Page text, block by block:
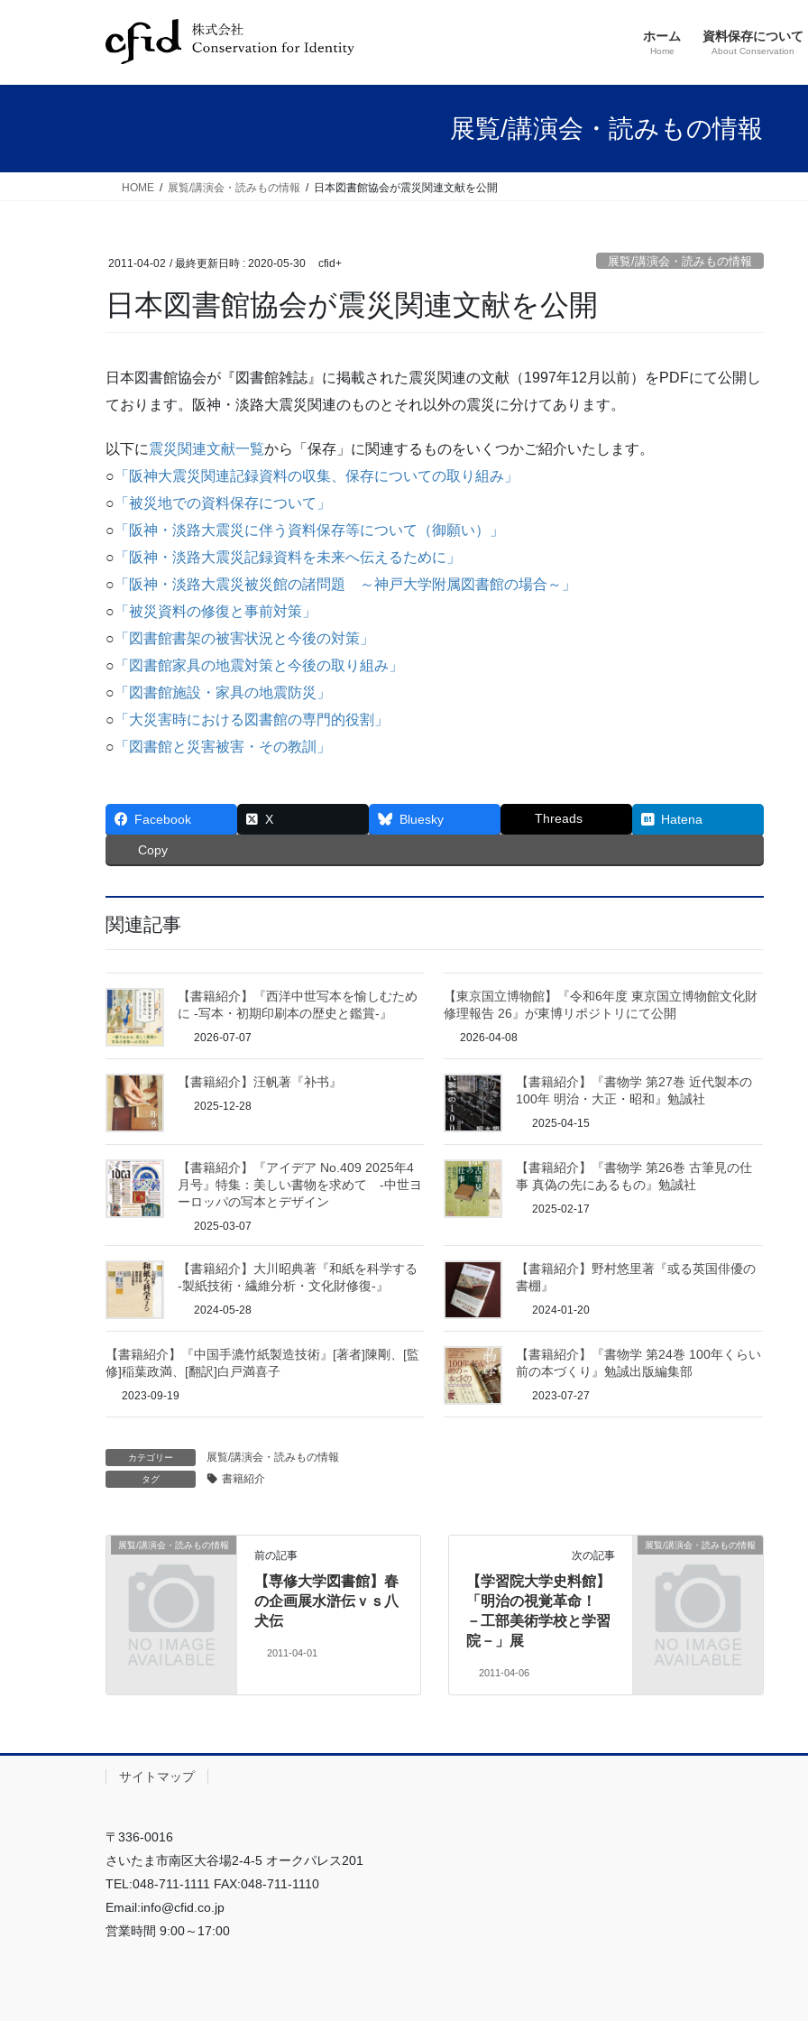
ホーム
Home
資料保存について
About Conservation
展覧/講演会・読みもの情報
HOME 展覧/講演会・読みもの情報 日本図書館協会が震災関連文献を公開
2011-04-02 / 最終更新日時 : 2020-05-30 cfid+ 展覧/講演会・読みもの情報
日本図書館協会が震災関連文献を公開
日本図書館協会が『図書館雑誌』に掲載された震災関連の文献（1997年12月以前）をPDFにて公開し
ております。阪神・淡路大震災関連のものとそれ以外の震災に分けてあります。
以下に震災関連文献一覧から「保存」に関連するものをいくつかご紹介いたします。
○ 「阪神大震災関連記録資料の収集、保存についての取り組み」
○ 「被災地での資料保存について」
○ 「阪神・淡路大震災に伴う資料保存等について（御願い）」
○ 「阪神・淡路大震災記録資料を未来へ伝えるために」
○ 「阪神・淡路大震災被災館の諸問題 ～神戸大学附属図書館の場合～」
○ 「被災資料の修復と事前対策」
○ 「図書館書架の被害状況と今後の対策」
○ 「図書館家具の地震対策と今後の取り組み」
○ 「図書館施設・家具の地震防災」
○ 「大災害時における図書館の専門的役割」
○ 「図書館と災害被害・その教訓」
Facebook X Bluesky Threads Hatena
Copy
関連記事
【書籍紹介】『西洋中世写本を愉しむため
に -写本・初期印刷本の歴史と鑑賞-』
2026-07-07
【東京国立博物館】『令和6年度 東京国立博物館文化財
修理報告 26』が東博リポジトリにて公開
2026-04-08
【書籍紹介】汪帆著『补书』
2025-12-28
【書籍紹介】『書物学 第27巻 近代製本の
100年 明治・大正・昭和』勉誠社
2025-04-15
【書籍紹介】『アイデア No.409 2025年4
月号』特集：美しい書物を求めて -中世ヨ
ーロッパの写本とデザイン
2025-03-07
【書籍紹介】『書物学 第26巻 古筆見の仕
事 真偽の先にあるもの』勉誠社
2025-02-17
【書籍紹介】大川昭典著『和紙を科学する
-製紙技術・繊維分析・文化財修復-』
2024-05-28
【書籍紹介】野村悠里著『或る英国俳優の
書棚』
2024-01-20
【書籍紹介】『中国手漉竹紙製造技術』[著者]陳剛、[監
修]稲葉政満、[翻訳]白戸満喜子
2023-09-19
【書籍紹介】『書物学 第24巻 100年くらい
前の本づくり』勉誠出版編集部
2023-07-27
カテゴリー 展覧/講演会・読みもの情報
タグ 書籍紹介
展覧/講演会・読みもの情報
前の記事
【専修大学図書館】春
の企画展水滸伝ｖｓ八
犬伝
2011-04-01
展覧/講演会・読みもの情報
次の記事
【学習院大学史料館】
「明治の視覚革命！
－工部美術学校と学習
院－」展
2011-04-06
サイトマップ
〒336-0016
さいたま市南区大谷場2-4-5 オークパレス201
TEL:048-711-1111 FAX:048-711-1110
Email:info@cfid.co.jp
営業時間 9:00～17:00